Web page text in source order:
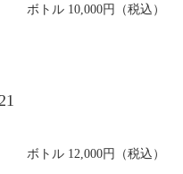
ボトル 10,000円（税込）
ボトル 12,000円（税込）